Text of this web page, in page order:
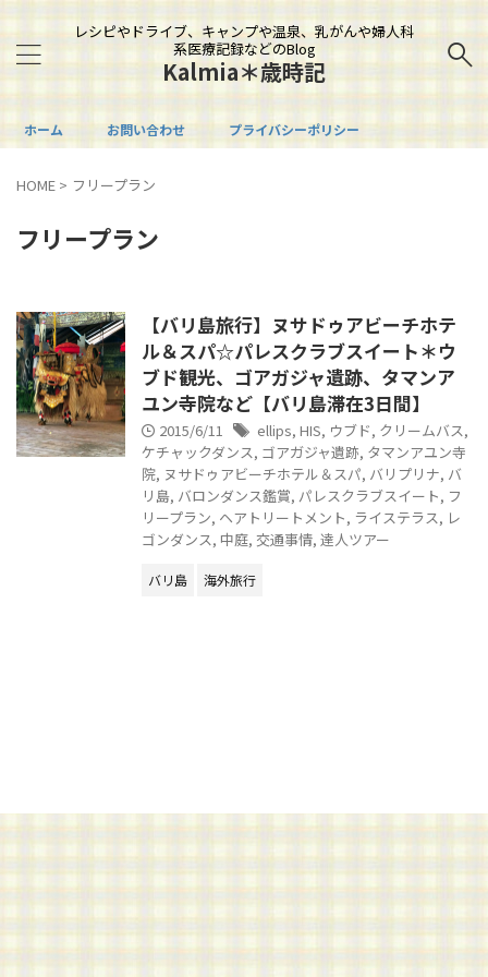
レシピやドライブ、キャンプや温泉、乳がんや婦人科
系医療記録などのBlog
Kalmia＊歳時記
ホーム お問い合わせ プライバシーポリシー
HOME > フリープラン
フリープラン
【バリ島旅行】ヌサドゥアビーチホテ
ル＆スパ☆パレスクラブスイート＊ウ
ブド観光、ゴアガジャ遺跡、タマンア
ユン寺院など【バリ島滞在3日間】
2015/6/11 ellips, HIS, ウブド, クリームバス,
ケチャックダンス, ゴアガジャ遺跡, タマンアユン寺
院, ヌサドゥアビーチホテル＆スパ, バリプリナ, バ
リ島, バロンダンス鑑賞, パレスクラブスイート, フ
リープラン, ヘアトリートメント, ライステラス, レ
ゴンダンス, 中庭, 交通事情, 達人ツアー
バリ島 海外旅行